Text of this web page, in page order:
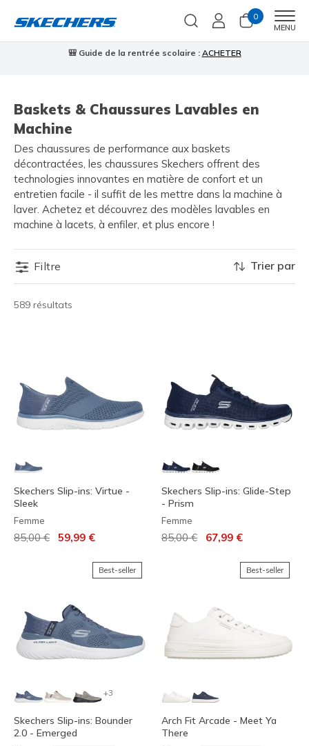
0
MENU
🎒 Guide de la rentrée scolaire : ACHETER
Baskets & Chaussures Lavables en
Machine
Des chaussures de performance aux baskets
décontractées, les chaussures Skechers offrent des
technologies innovantes en matière de confort et un
entretien facile - il suffit de les mettre dans la machine à
laver. Achetez et découvrez des modèles lavables en
machine à lacets, à enfiler, et plus encore !
Filtre
589 résultats
Trier par
Skechers Slip-ins: Virtue -
Sleek
Femme
Prix réduit de
85,00 € 59,99 €
Skechers Slip-ins: Glide-Step
- Prism
Femme
Prix réduit de
85,00 € 67,99 €
Best-seller
+3
Skechers Slip-ins: Bounder
2.0 - Emerged
Best-seller
Arch Fit Arcade - Meet Ya
There